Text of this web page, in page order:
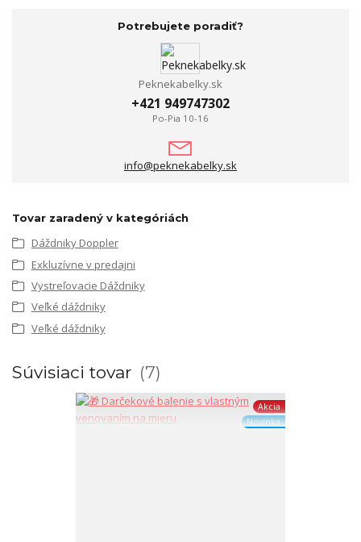
Potrebujete poradiť?
Peknekabelky.sk
+421 949747302
Po-Pia 10-16
info@peknekabelky.sk
Tovar zaradený v kategóriách
Dáždniky Doppler
Exkluzívne v predajni
Vystreľovacie Dáždniky
Veľké dáždniky
Veľké dáždniky
Súvisiaci tovar 7
Akcia
Novinka